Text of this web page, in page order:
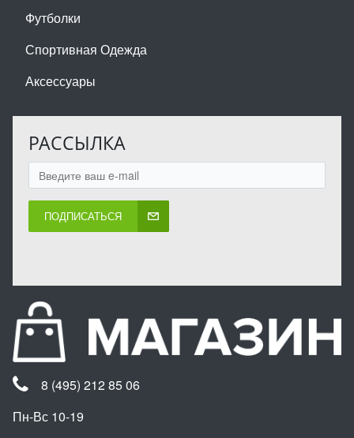
Футболки
Спортивная Одежда
Аксессуары
РАССЫЛКА
ПОДПИСАТЬСЯ
8 (495) 212 85 06
Пн-Вс 10-19